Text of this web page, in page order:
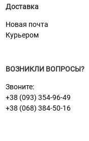
Доставка
Новая почта
Курьером
ВОЗНИКЛИ ВОПРОСЫ?
Звоните:
+38 (093) 354-96-49
+38 (068) 384-50-16